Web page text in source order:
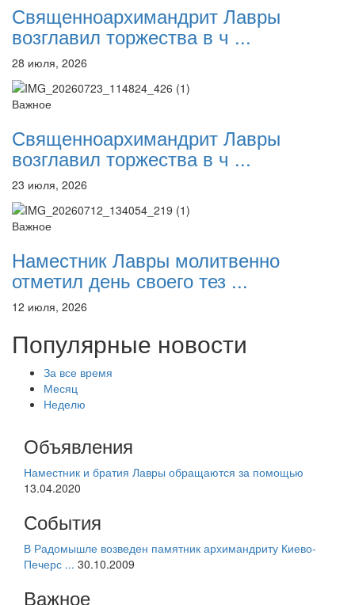
Священноархимандрит Лавры
возглавил торжества в ч ...
28 июля, 2026
Важное
Священноархимандрит Лавры
возглавил торжества в ч ...
23 июля, 2026
Важное
Наместник Лавры молитвенно
отметил день своего тез ...
12 июля, 2026
Популярные новости
За все время
Месяц
Неделю
Объявления
Наместник и братия Лавры обращаются за помощью
13.04.2020
События
В Радомышле возведен памятник архимандриту Киево-
Печерс ... 30.10.2009
Важное